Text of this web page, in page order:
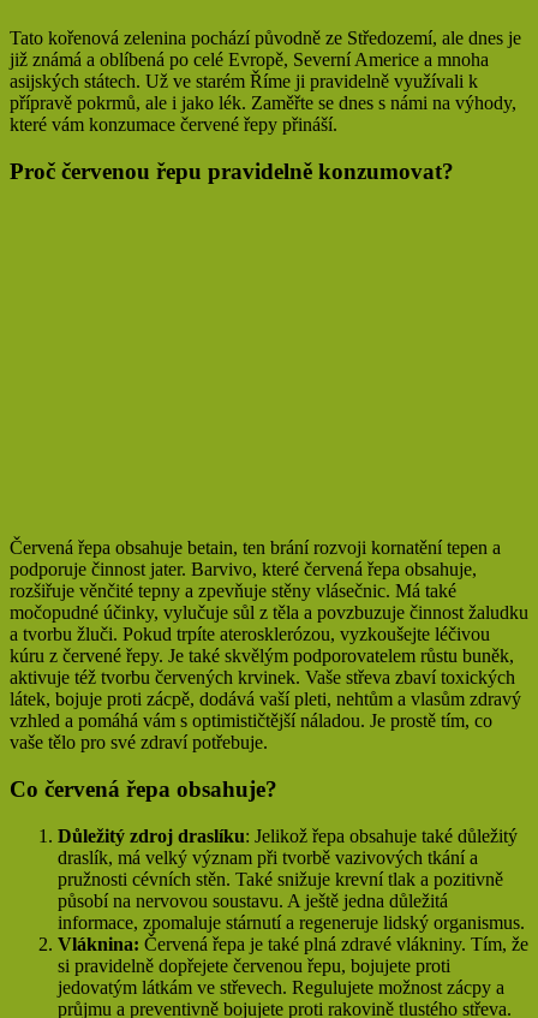
Tato kořenová zelenina pochází původně ze Středozemí, ale dnes je
již známá a oblíbená po celé Evropě, Severní Americe a mnoha
asijských státech. Už ve starém Říme ji pravidelně využívali k
přípravě pokrmů, ale i jako lék. Zaměřte se dnes s námi na výhody,
které vám konzumace červené řepy přináší.
Proč červenou řepu pravidelně konzumovat?
Červená řepa obsahuje betain, ten brání rozvoji kornatění tepen a
podporuje činnost jater. Barvivo, které červená řepa obsahuje,
rozšiřuje věnčité tepny a zpevňuje stěny vlásečnic. Má také
močopudné účinky, vylučuje sůl z těla a povzbuzuje činnost žaludku
a tvorbu žluči. Pokud trpíte aterosklerózou, vyzkoušejte léčivou
kúru z červené řepy. Je také skvělým podporovatelem růstu buněk,
aktivuje též tvorbu červených krvinek. Vaše střeva zbaví toxických
látek, bojuje proti zácpě, dodává vaší pleti, nehtům a vlasům zdravý
vzhled a pomáhá vám s optimističtější náladou. Je prostě tím, co
vaše tělo pro své zdraví potřebuje.
Co červená řepa obsahuje?
Důležitý zdroj draslíku: Jelikož řepa obsahuje také důležitý
draslík, má velký význam při tvorbě vazivových tkání a
pružnosti cévních stěn. Také snižuje krevní tlak a pozitivně
působí na nervovou soustavu. A ještě jedna důležitá
informace, zpomaluje stárnutí a regeneruje lidský organismus.
Vláknina: Červená řepa je také plná zdravé vlákniny. Tím, že
si pravidelně dopřejete červenou řepu, bojujete proti
jedovatým látkám ve střevech. Regulujete možnost zácpy a
průjmu a preventivně bojujete proti rakovině tlustého střeva.